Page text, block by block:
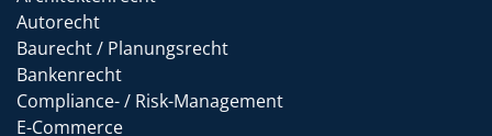
Autorecht
Baurecht / Planungsrecht
Bankenrecht
Compliance- / Risk-Management
E-Commerce